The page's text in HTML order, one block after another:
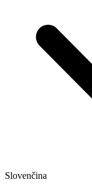
Slovenčina